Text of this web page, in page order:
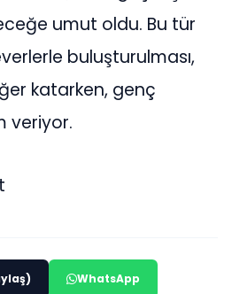
umut oldu. Bu tür
buluşturulması,
katarken, genç
veriyor.
WhatsApp